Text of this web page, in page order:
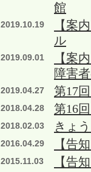
館
2019.10.19
【案
ル
2019.09.01
【案
障害
2019.04.27 第17
2018.04.28 第16
2018.02.03 きょ
2016.04.29 【告
2015.11.03 【告